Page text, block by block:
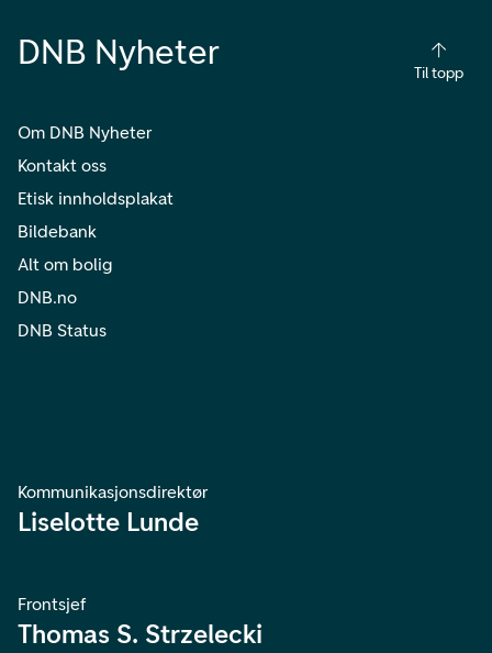
DNB Nyheter
Til topp
Om DNB Nyheter
Kontakt oss
Etisk innholdsplakat
Bildebank
Alt om bolig
DNB.no
DNB Status
Kommunikasjonsdirektør
Liselotte Lunde
Frontsjef
Thomas S. Strzelecki